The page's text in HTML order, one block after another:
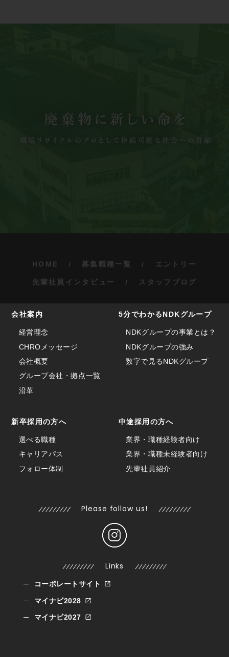
HOME 募集職種一覧 エントリー
先輩社員インタビュー スタッフブログ
会社案内
経営理念
CHROメッセージ
会社概要
グループ会社・拠点一覧
沿革
5分でわかるNDKグループ
NDKグループの事業とは？
NDKグループの強み
数字で見るNDKグループ
新卒採用の方へ
選べる職種
キャリアパス
フォロー体制
中途採用の方へ
業界・職種経験者向け
業界・職種未経験者向け
先輩社員紹介
Links
コーポレートサイト
マイナビ2028
マイナビ2027
Please follow us!